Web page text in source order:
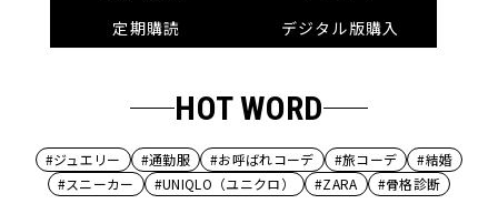
定期購読
デジタル版購入
HOT WORD
#ジュエリー #通勤服 #お呼ばれコーデ #旅コーデ
#結婚
#スニーカー
#UNIQLO（ユニクロ） #ZARA #骨格診断